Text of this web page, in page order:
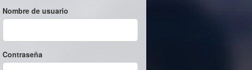
Nombre de usuario
Contraseña